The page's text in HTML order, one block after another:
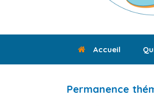
Accueil
Permanence